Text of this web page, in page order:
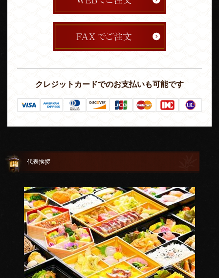
クレジットカードでのお支払いも可能です
代表挨拶